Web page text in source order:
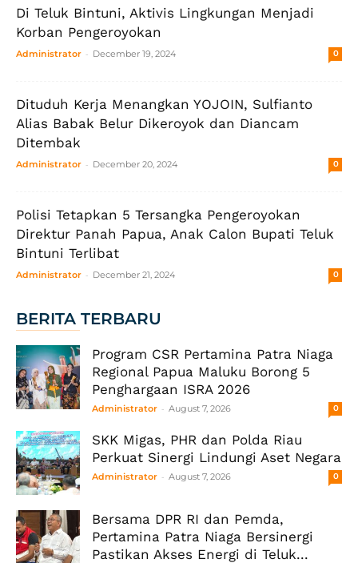
Di Teluk Bintuni, Aktivis Lingkungan Menjadi
Korban Pengeroyokan
Administrator - December 19, 2024 0
Dituduh Kerja Menangkan YOJOIN, Sulfianto
Alias Babak Belur Dikeroyok dan Diancam
Ditembak
Administrator - December 20, 2024 0
Polisi Tetapkan 5 Tersangka Pengeroyokan
Direktur Panah Papua, Anak Calon Bupati Teluk
Bintuni Terlibat
Administrator - December 21, 2024 0
BERITA TERBARU
Program CSR Pertamina Patra Niaga
Regional Papua Maluku Borong 5
Penghargaan ISRA 2026
Administrator - August 7, 2026 0
SKK Migas, PHR dan Polda Riau
Perkuat Sinergi Lindungi Aset Negara
Administrator - August 7, 2026 0
Bersama DPR RI dan Pemda,
Pertamina Patra Niaga Bersinergi
Pastikan Akses Energi di Teluk...